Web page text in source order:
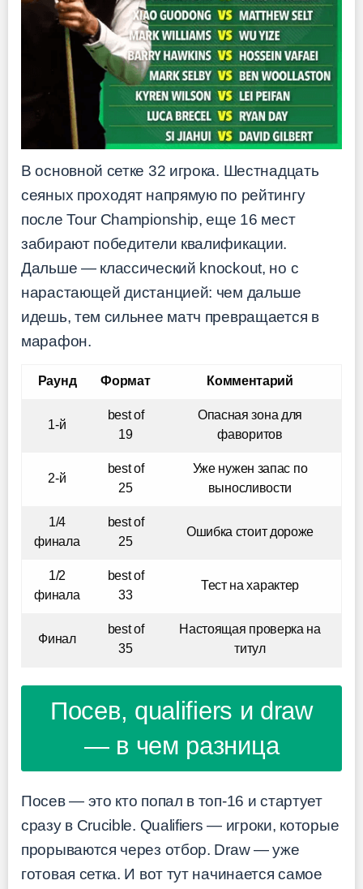
В основной сетке 32 игрока. Шестнадцать
сеяных проходят напрямую по рейтингу
после Tour Championship, еще 16 мест
забирают победители квалификации.
Дальше — классический knockout, но с
нарастающей дистанцией: чем дальше
идешь, тем сильнее матч превращается в
марафон.
Раунд Формат Комментарий
1-й
best of
19
Опасная зона для
фаворитов
2-й
best of
25
Уже нужен запас по
выносливости
1/4
финала
best of
25
Ошибка стоит дороже
1/2
финала
best of
33
Тест на характер
Финал
best of
35
Настоящая проверка на
титул
Посев, qualifiers и draw
— в чем разница
Посев — это кто попал в топ-16 и стартует
сразу в Crucible. Qualifiers — игроки, которые
прорываются через отбор. Draw — уже
готовая сетка. И вот тут начинается самое